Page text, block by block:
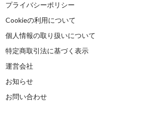
プライバシーポリシー
Cookieの利用について
個人情報の取り扱いについて
特定商取引法に基づく表示
運営会社
お知らせ
お問い合わせ